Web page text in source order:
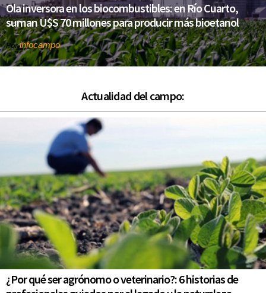
Ola inversora en los biocombustibles: en Río Cuarto,
suman U$S 70 millones para producir más bioetanol
Porinfocampo
Actualidad del campo:
¿Por qué ser agrónomo o veterinario?: 6 historias de